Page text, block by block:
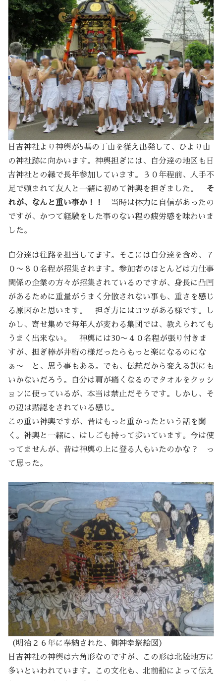
日吉神社より神輿が5基の丁山を従え出発して、ひより山
の神社跡に向かいます。神輿担ぎには、自分達の地区も日
吉神社との縁で長年参加しています。３０年程前、人手不
足で頼まれて友人と一緒に初めて神輿を担ぎました。
そ
れが、なんと重い事か！！ 当時は体力に自信があったの
ですが、かつて経験をした事のない程の疲労感を味わいま
した。
自分達は往路を担当してます。そこには自分達を含め、７
０〜８０名程が招集されます。参加者のほとんどは力仕事
関係の企業の方々が招集されているのですが、身長に凸凹
があるために重量がうまく分散されない事も、重さを感じ
る原因かと思います。 担ぎ方にはコツがある様です。し
かし、寄せ集めで毎年人が変わる集団では、教えられても
うまく出来ない。 神輿には30〜４０名程が張り付きま
すが、担ぎ棒が井桁の様だったらもっと楽になるのにな
ぁ〜 と、思う事もある。でも、伝統だから変える訳にも
いかないだろう。自分は肩が痛くなるのでタオルをクッシ
ョンに使っているが、本当は禁止だそうです。しかし、そ
の辺は黙認をされている感じ。
この重い神輿ですが、昔はもっと重かったという話を聞
く。神輿と一緒に、はしごも持って歩いています。今は使
ってませんが、昔は神輿の上に登る人もいたのかな？ っ
て思った。
（明治２６年に奉納された、御神幸祭絵図）
日吉神社の神輿は六角形なのですが、この形は北陸地方に
多いといわれています。この文化も、北前船によって伝え